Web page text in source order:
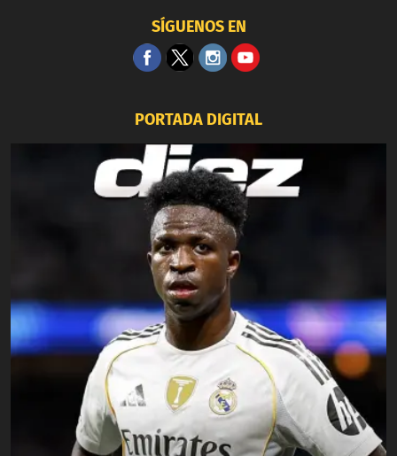
SÍGUENOS EN
PORTADA DIGITAL